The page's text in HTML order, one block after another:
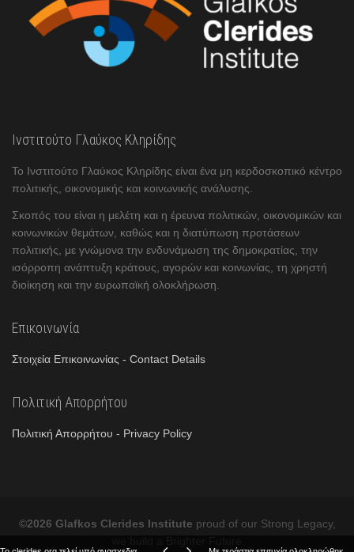
Ινστιτούτο Γλαύκος Κληρίδης
Το Ινστιτούτο Γλαύκος Κληρίδης είναι ένα μη κερδοσκοπικό κέντρο
πολιτικής, οικονομικής και κοινωνικής ανάλυσης.
Σκοπός του είναι η μελέτη και η έρευνα πολιτικών, οικονομικών και
κοινωνικών θεμάτων, καθώς και η διατύπωση προτάσεων
πολιτικής, με γνώμονα την ενδυνάμωση της δημοκρατίας, την
ισόρροπη ανάπτυξη κράτους, αγορών και κοινωνίας, τη χρηστή
διοίκηση και την ευρωπαϊκή ολοκλήρωση.
Επικοινωνία
Στοιχεία Επικοινωνίας - Contact Details
Πολιτική Απορρήτου
Πολιτική Απορρήτου - Privacy Policy
©2026 Glafkos Clerides Institute proud of our Strong Legacy,